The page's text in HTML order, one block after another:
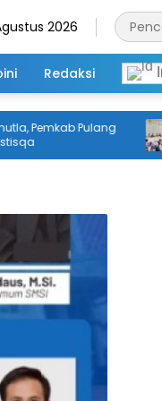
2026
Redaksi
Pemkab Pulang